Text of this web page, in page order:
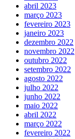
abril 2023
março 2023
fevereiro 2023
janeiro 2023
dezembro 2022
novembro 2022
outubro 2022
setembro 2022
agosto 2022
julho 2022
junho 2022
maio 2022
abril 2022
março 2022
fevereiro 2022